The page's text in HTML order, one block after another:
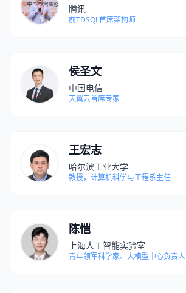
腾讯
前TDSQL首席架构师
侯圣文
中国电信
天翼云首席专家
王宏志
哈尔滨工业大学
教授，计算机科学与工程系主任
陈恺
上海人工智能实验室
青年领军科学家、大模型中心负责人